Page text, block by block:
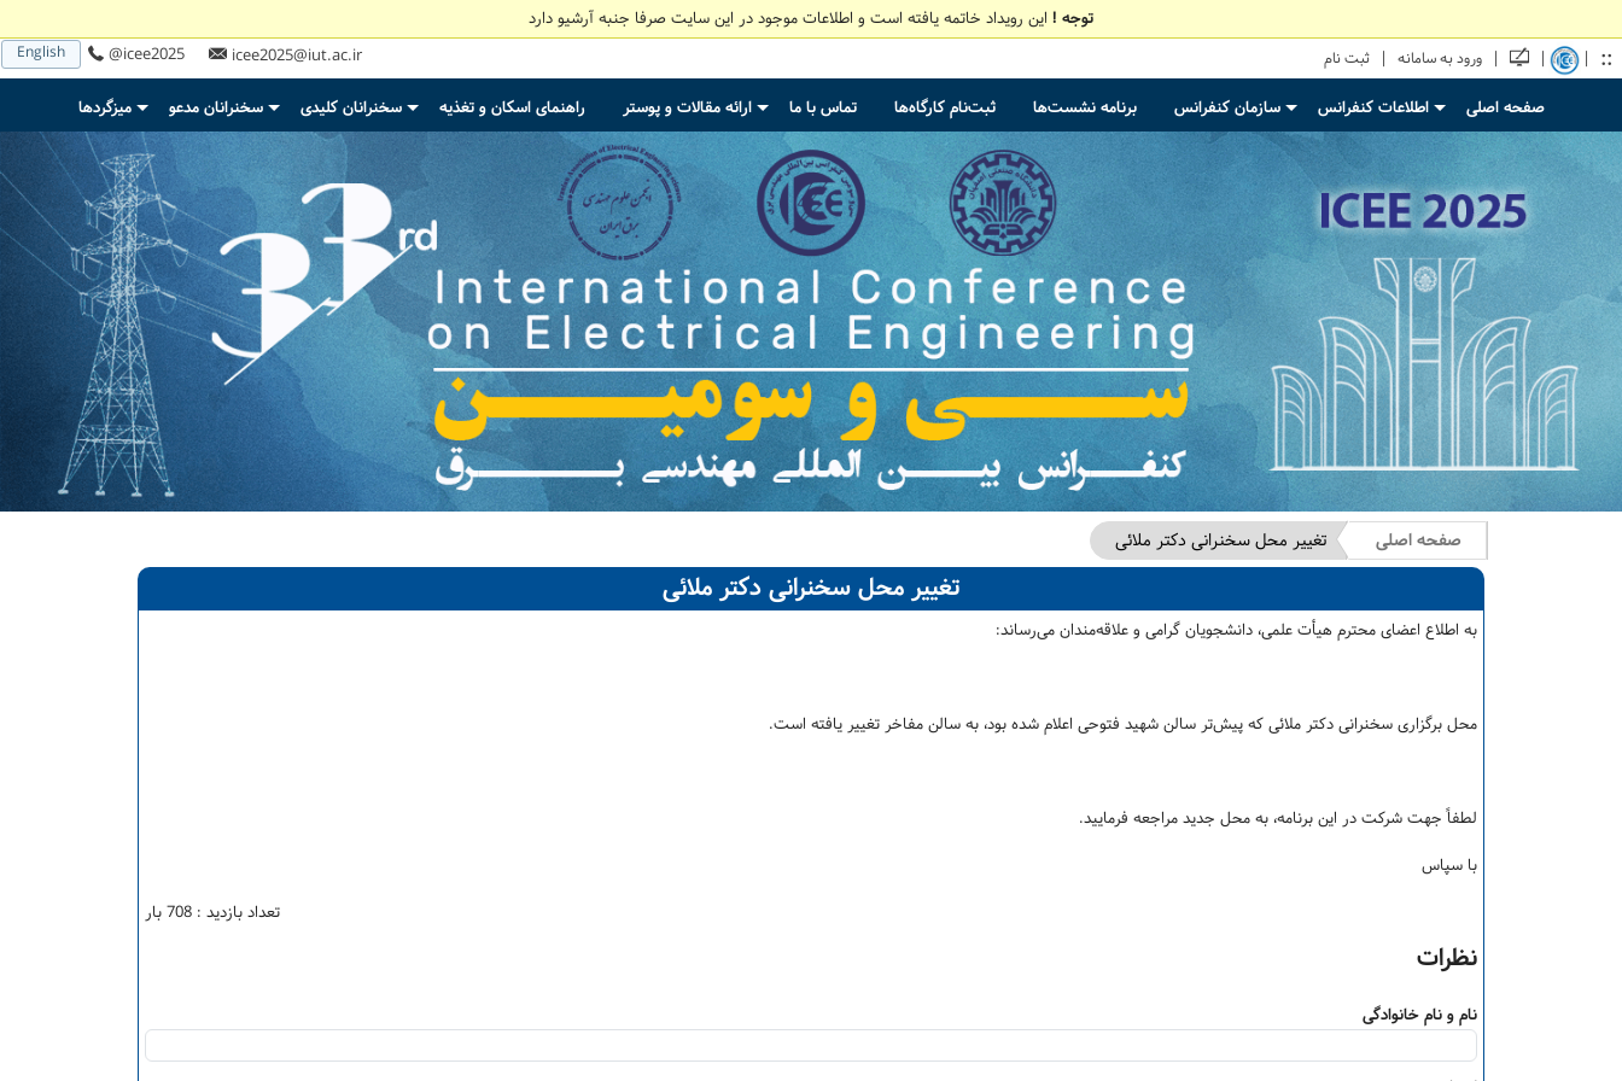
توجه ! این رویداد خاتمه یافته است و اطلاعات موجود در این سایت صرفا جنبه آرشیو دارد
English @icee2025 icee2025@iut.ac.ir ::
|
|
| ورود به سامانه | ثبت نام
صفحه اصلی
+
اطلاعات کنفرانس
+
سازمان کنفرانس برنامه نشست‌ها ثبت‌نام کارگاه‌ها تماس با ما
+
ارائه مقالات و پوستر راهنمای اسکان و تغذیه
+
سخنرانان کلیدی
+
سخنرانان مدعو
+
میزگردها
صفحه اصلی تغییر محل سخنرانی دکتر ملائی
تغییر محل سخنرانی دکتر ملائی
به اطلاع اعضای محترم هیأت علمی، دانشجویان گرامی و علاقه‌مندان می‌رساند:
محل برگزاری سخنرانی دکتر ملائی که پیش‌تر سالن شهید فتوحی اعلام شده بود، به سالن مفاخر تغییر یافته است.
لطفاً جهت شرکت در این برنامه، به محل جدید مراجعه فرمایید.
با سپاس
تعداد بازدید : 708 بار
نظرات
نام و نام خانوادگی